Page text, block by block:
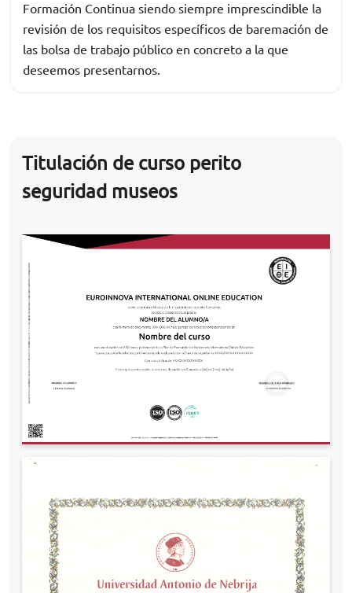
Formación Continua siendo siempre imprescindible la
revisión de los requisitos específicos de baremación de
las bolsa de trabajo público en concreto a la que
deseemos presentarnos.
Titulación de curso perito
seguridad museos